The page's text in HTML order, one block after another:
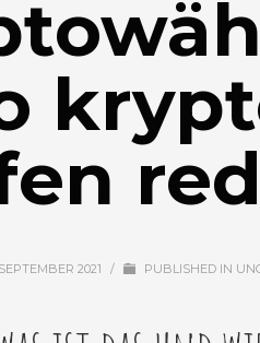
2021 / PUBLISHED IN